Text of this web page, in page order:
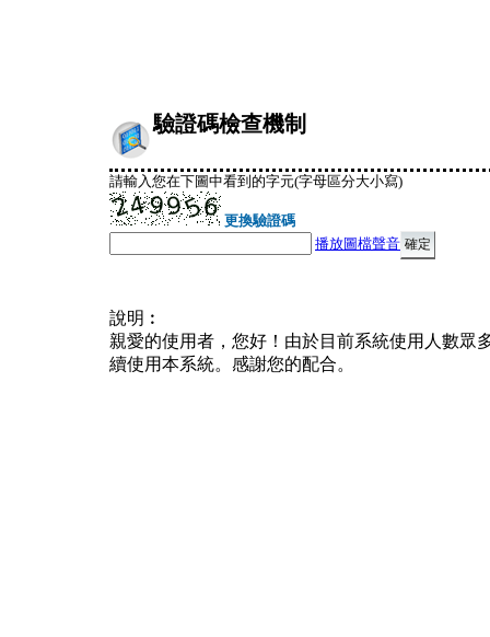
驗證碼檢查機制
請輸入您在下圖中看到的字元(字母區分大小寫)
更換驗證碼
播放圖檔聲音
說明︰
親愛的使用者，您好！由於目前系統使用人數眾
續使用本系統。感謝您的配合。